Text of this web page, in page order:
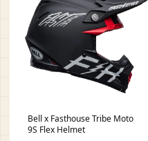
Bell x Fasthouse Tribe Moto
9S Flex Helmet